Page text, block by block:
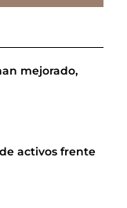
mejorado,
activos frente